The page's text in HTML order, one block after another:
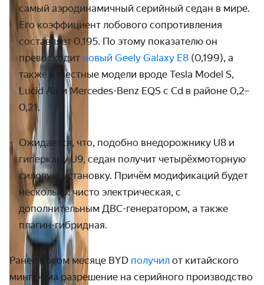
самый аэродинамичный серийный седан в мире.
Его коэффициент лобового сопротивления
составляет 0,195. По этому показателю он
превосходит новый Geely Galaxy E8 (0,199), а
также известные модели вроде Tesla Model S,
Lucid Air и Mercedes-Benz EQS с Cd в районе 0,2–
0,21.
Ожидается, что, подобно внедорожнику U8 и
гиперкаруU9, седан получит четырёхмоторную
силовую установку. Причём модификаций будет
несколько: чисто электрическая, с
дополнительным ДВС-генератором, а также
плагин-гибридная.
Ранее в этом месяце BYD получил от китайского
минпрома разрешение на серийного производство